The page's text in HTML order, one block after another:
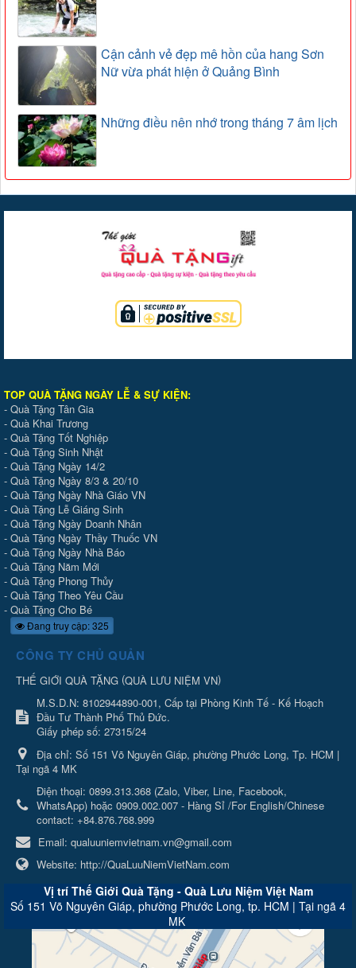
Cận cảnh vẻ đẹp mê hồn của hang Sơn
Nữ vừa phát hiện ở Quảng Bình
Những điều nên nhớ trong tháng 7 âm lịch
TOP QUÀ TẶNG NGÀY LỄ & SỰ KIỆN:
- Quà Tặng Tân Gia
- Quà Khai Trương
- Quà Tặng Tốt Nghiệp
- Quà Tặng Sinh Nhật
- Quà Tặng Ngày 14/2
- Quà Tặng Ngày 8/3 & 20/10
- Quà Tặng Ngày Nhà Giáo VN
- Quà Tặng Lễ Giáng Sinh
- Quà Tặng Ngày Doanh Nhân
- Quà Tặng Ngày Thầy Thuốc VN
- Quà Tặng Ngày Nhà Báo
- Quà Tặng Năm Mới
- Quà Tặng Phong Thủy
- Quà Tặng Theo Yêu Cầu
- Quà Tặng Cho Bé
Đang truy cập: 325
CÔNG TY CHỦ QUẢN
THẾ GIỚI QUÀ TẶNG (QUÀ LƯU NIỆM VN)
M.S.D.N: 8102944890-001, Cấp tại Phòng Kinh Tế - Kế Hoạch
Đầu Tư Thành Phố Thủ Đức.
Giấy phép số: 27315/24
Địa chỉ: Số 151 Võ Nguyên Giáp, phường Phước Long, Tp. HCM |
Tại ngã 4 MK
Điện thoại: 0899.313.368 (Zalo, Viber, Line, Facebook,
WhatsApp) hoặc 0909.002.007 - Hàng Sỉ /For English/Chinese
contact: +84.876.768.999
Email: qualuuniemvietnam.vn@gmail.com
Website: http://QuaLuuNiemVietNam.com
Vị trí Thế Giới Quà Tặng - Quà Lưu Niệm Việt Nam
Số 151 Võ Nguyên Giáp, phường Phước Long, tp. HCM | Tại ngã 4
MK